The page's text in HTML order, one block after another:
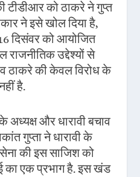
टीडीआर को ठाकरे ने गुप्त
ने इसे खोल दिया है,
दिसंवर को आयोजित
राजनीतिक उद्देश्यों से
ठाकरे की केवल विरोध के
है.
अध्यक्ष और धारावी बचाव
गुप्ता ने धारावी के
की इस साजिश को
का एक प्रभाग है. इस खंड